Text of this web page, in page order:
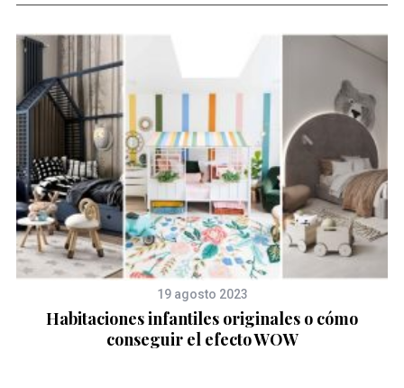
19 agosto 2023
Habitaciones infantiles originales o cómo
conseguir el efecto WOW